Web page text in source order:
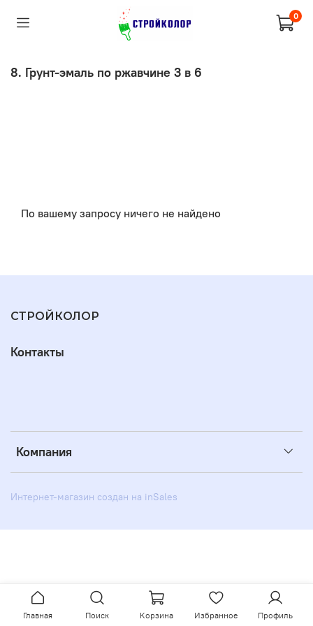
0
8. Грунт-эмаль по ржавчине 3 в 6
По вашему запросу ничего не найдено
СТРОЙКОЛОР
Компания
Контакты
Интернет-магазин создан на inSales
Главная Поиск Корзина Избранное Профиль